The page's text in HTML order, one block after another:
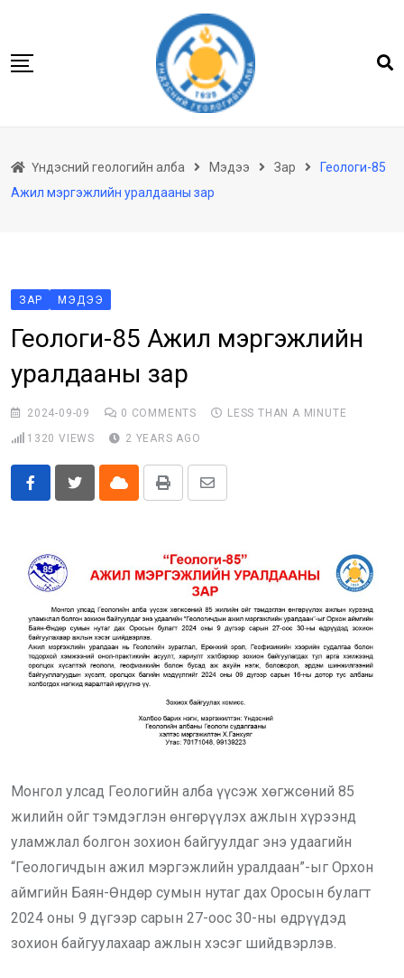
content
Бидний тухай
Хууль тогтоомж
Үйлчилгээ
Үндэсний геологийн алба Мэдээ Зар
Геологи-85
Ажил мэргэжлийн уралдааны зар
ЗАР МЭДЭЭ
Геологи-85 Ажил мэргэжлийн
уралдааны зар
2024-09-09 0 COMMENTS
LESS THAN A MINUTE
1320 VIEWS 2 YEARS AGO
Cloud Print
Share
Монгол улсад Геологийн алба үүсэж хөгжсөний 85
жилийн ойг тэмдэглэн өнгөрүүлэх ажлын хүрээнд
уламжлал болгон зохион байгуулдаг энэ удаагийн
“Геологичдын ажил мэргэжлийн уралдаан”-ыг Орхон
аймгийн Баян-Өндөр сумын нутаг дах Оросын булагт
2024 оны 9 дүгээр сарын 27-оос 30-ны өдрүүдэд
зохион байгуулахаар ажлын хэсэг шийдвэрлэв.